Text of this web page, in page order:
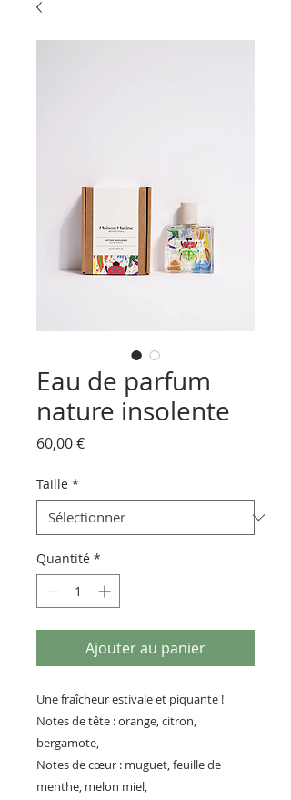
Eau de parfum
nature insolente
60,00 €Prix
Taille *
Quantité *
Ajouter au panier
Une fraîcheur estivale et piquante !
Notes de tête : orange, citron,
bergamote,
Notes de cœur : muguet, feuille de
menthe, melon miel,